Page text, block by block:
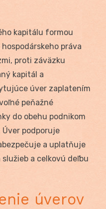
kapitálu formou
práva
proti záväzku
kapitál a
úver zaplatením
peňažné
do obehu podnikom
podporuje
a uplatňuje
a celkovú deľbu
úverov